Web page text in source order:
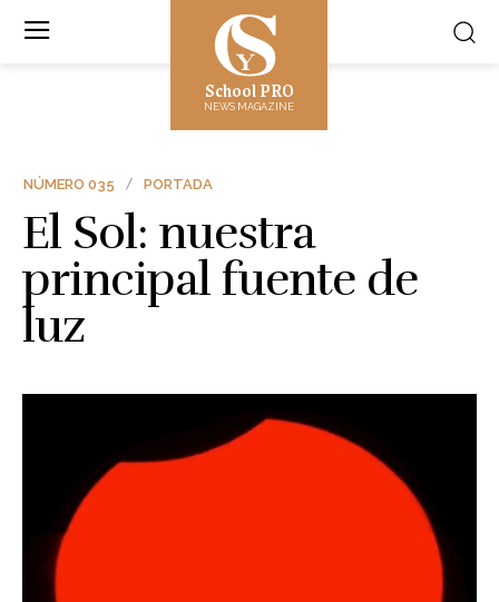
School PRO
NEWS MAGAZINE
NÚMERO 035 PORTADA
El Sol: nuestra
principal fuente de
luz